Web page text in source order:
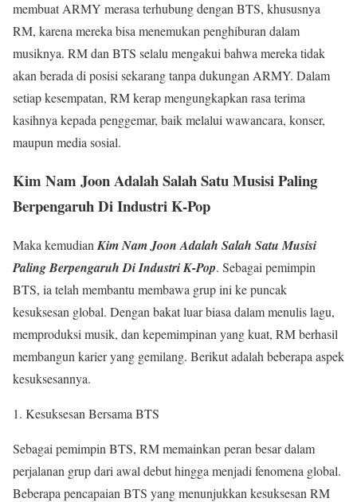
membuat ARMY merasa terhubung dengan BTS, khususnya
RM, karena mereka bisa menemukan penghiburan dalam
musiknya. RM dan BTS selalu mengakui bahwa mereka tidak
akan berada di posisi sekarang tanpa dukungan ARMY. Dalam
setiap kesempatan, RM kerap mengungkapkan rasa terima
kasihnya kepada penggemar, baik melalui wawancara, konser,
maupun media sosial.
Kim Nam Joon Adalah Salah Satu Musisi Paling
Berpengaruh Di Industri K-Pop
Maka kemudianKim Nam Joon Adalah Salah Satu Musisi
Paling Berpengaruh Di Industri K-Pop. Sebagai pemimpin
BTS, ia telah membantu membawa grup ini ke puncak
kesuksesan global. Dengan bakat luar biasa dalam menulis lagu,
memproduksi musik, dan kepemimpinan yang kuat, RM berhasil
membangun karier yang gemilang. Berikut adalah beberapa aspek
kesuksesannya.
Kesuksesan Bersama BTS
Sebagai pemimpin BTS, RM memainkan peran besar dalam
perjalanan grup dari awal debut hingga menjadi fenomena global.
Beberapa pencapaian BTS yang menunjukkan kesuksesan RM